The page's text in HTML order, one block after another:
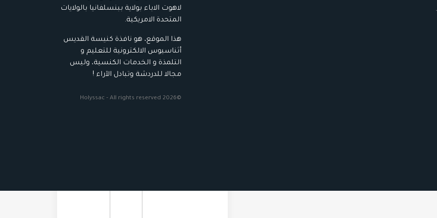
لاهوت الاباء بولاية ببنسلفانيا بالولايات
المتحدة الامريكية.
هذا الموقع، هو نافذة كنيسة القديس
أثناسيوس الالكترونية للتعليم و
التلمذة و الخدمات الكنسية، وليس
مجالا للدردشة وتبادل الآراء !
©2026 Holyssac - All rights reserved